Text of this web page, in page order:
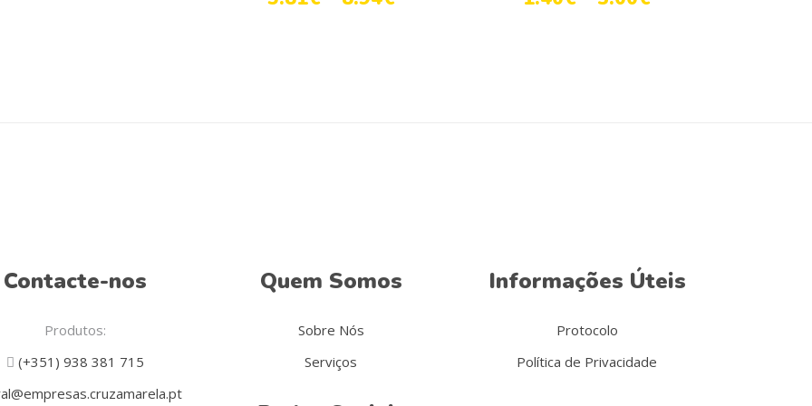
Contacte-nos
Produtos:
(+351) 938 381 715
Quem Somos
Sobre Nós
Serviços
Informações Úteis
Protocolo
Política de Privacidade